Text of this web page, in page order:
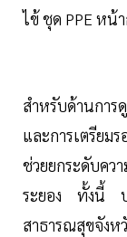
ไข้ ชุด PPE หน้
สำหรับด้านกา
และการเตรียม
ช่วยยกระดับคว
ระยอง ทั้งนี้ บ
สาธารณสุขจัง